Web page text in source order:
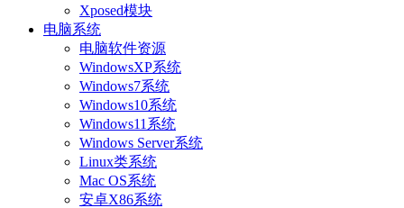
Xposed模块
电脑系统
电脑软件资源
WindowsXP系统
Windows7系统
Windows10系统
Windows11系统
Windows Server系统
Linux类系统
Mac OS系统
安卓X86系统